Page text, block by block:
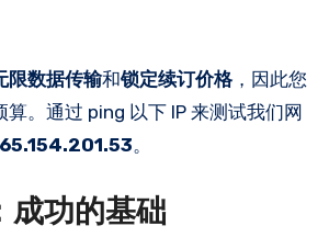
限数据传输和锁定续订价格，因此您
算。通过 ping 以下 IP 来测试我们网
。
成功的基础